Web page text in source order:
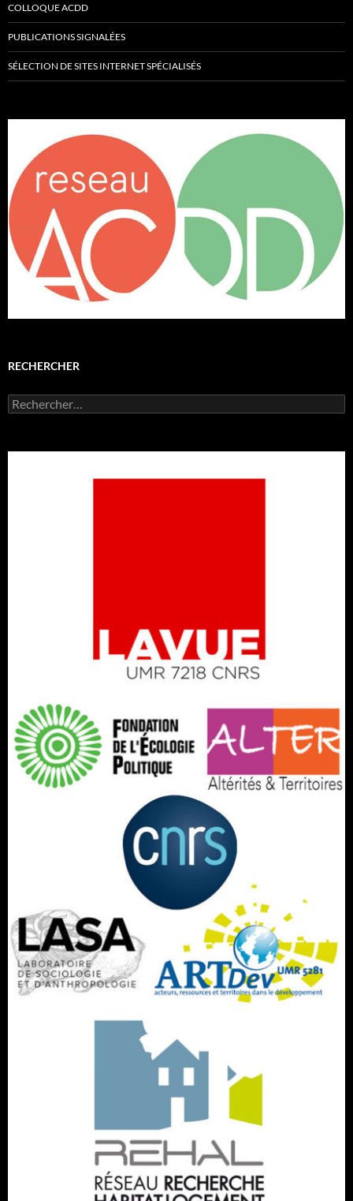
COLLOQUE ACDD
PUBLICATIONS SIGNALÉES
SÉLECTION DE SITES INTERNET SPÉCIALISÉS
RECHERCHER
Rechercher :